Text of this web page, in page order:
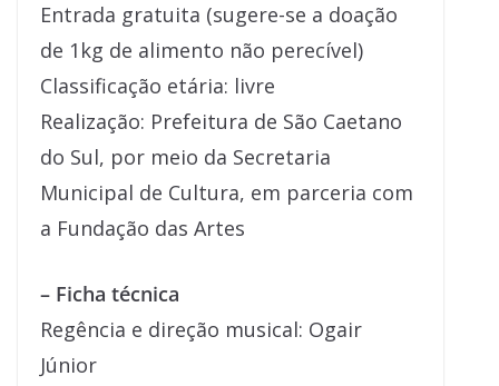
Entrada gratuita (sugere-se a doação
de 1kg de alimento não perecível)
Classificação etária: livre
Realização: Prefeitura de São Caetano
do Sul, por meio da Secretaria
Municipal de Cultura, em parceria com
a Fundação das Artes
– Ficha técnica
Regência e direção musical: Ogair
Júnior